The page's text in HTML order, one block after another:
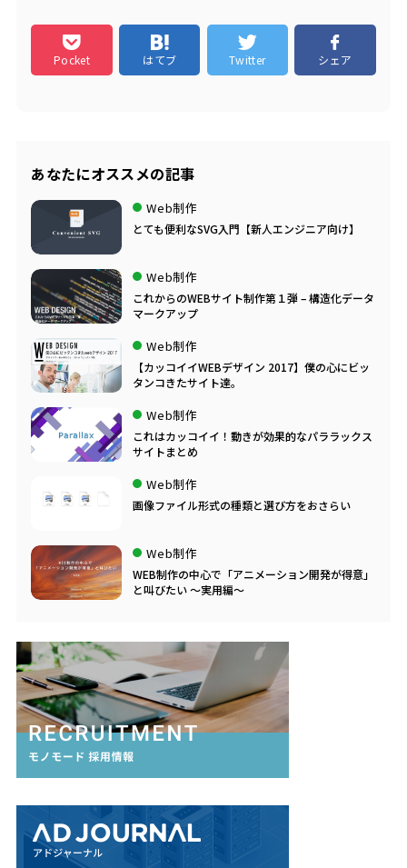
Pocket はてブ Twitter シェア
あなたにオススメの記事
Web制作
とても便利なSVG入門【新人エンジニア向け】
Web制作
これからのWEBサイト制作第１弾 – 構造化データ
マークアップ
Web制作
【カッコイイWEBデザイン 2017】僕の心にビッ
タンコきたサイト達。
Web制作
これはカッコイイ！動きが効果的なパララックス
サイトまとめ
Web制作
画像ファイル形式の種類と選び方をおさらい
Web制作
WEB制作の中心で「アニメーション開発が得意」
と叫びたい ～実用編～